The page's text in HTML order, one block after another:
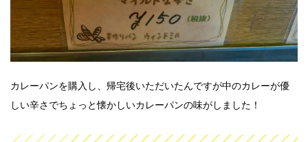
カレーパンを購入し、帰宅後いただいたんですが中のカレーが優
しい辛さでちょっと懐かしいカレーパンの味がしました！